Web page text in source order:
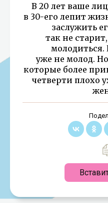
В 20 лет ваше
в 30-его лепит
заслужить
так не
молодиться.
уже не молод.
которые более
четверти плохо